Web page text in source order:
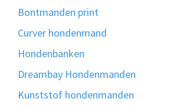
Bontmanden print
Curver hondenmand
Hondenbanken
Dreambay Hondenmanden
Kunststof hondenmanden